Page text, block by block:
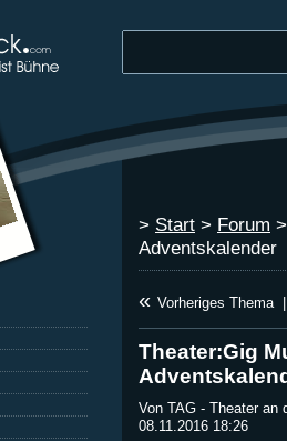
> Start > Forum
Adventskalender
« Vorheriges Thema
Theater:Gig
Von TAG - Theater an
08.11.2016 18:26